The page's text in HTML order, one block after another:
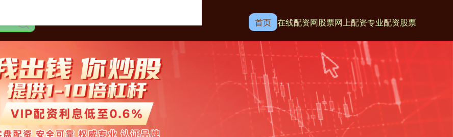
首页 在线配资网股票网上配资专业配资股票